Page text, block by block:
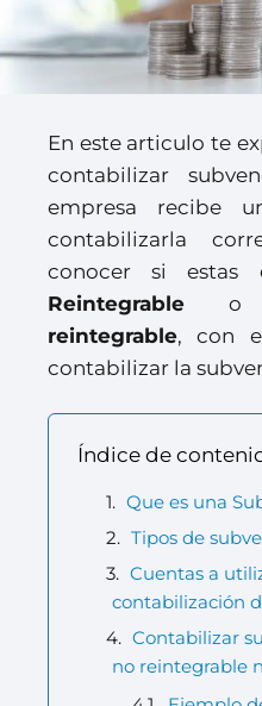
En este articulo te
contabilizar
empresa recibe
contabilizarla
conocer si estas
Reintegrable
reintegrable, con
contabilizar la
Índice de
Que es una
Tipos de
Cuentas a
contabilización
Contabilizar
no reintegrable